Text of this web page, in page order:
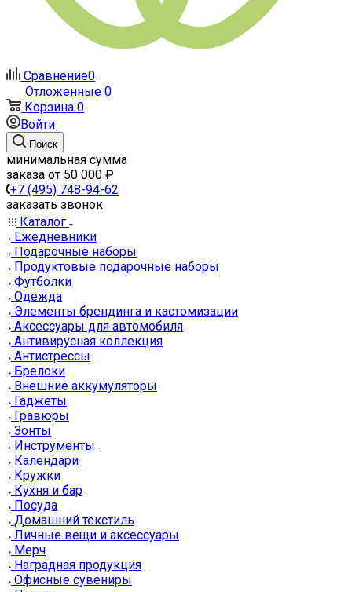
Сравнение0
Отложенные 0
Корзина 0
Войти
Поиск
минимальная сумма
заказа от 50 000 ₽
+7 (495) 748-94-62
заказать звонок
Каталог
Ежедневники
Подарочные наборы
Продуктовые подарочные наборы
Футболки
Одежда
Элементы брендинга и кастомизации
Аксессуары для автомобиля
Антивирусная коллекция
Антистрессы
Брелоки
Внешние аккумуляторы
Гаджеты
Гравюры
Зонты
Инструменты
Календари
Кружки
Кухня и бар
Посуда
Домашний текстиль
Личные вещи и аксессуары
Мерч
Наградная продукция
Офисные сувениры